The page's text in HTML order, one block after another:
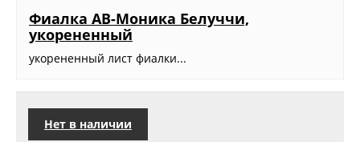
Фиалка АВ-Моника Белуччи,
укорененный
укорененный лист фиалки...
Нет в наличии